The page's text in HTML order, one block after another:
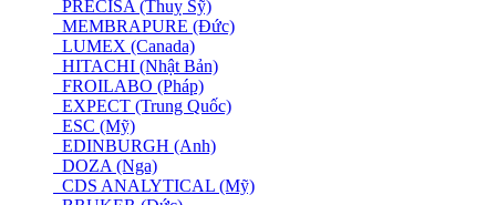
PRECISA (Thuỵ Sỹ)
MEMBRAPURE (Đức)
LUMEX (Canada)
HITACHI (Nhật Bản)
FROILABO (Pháp)
EXPECT (Trung Quốc)
ESC (Mỹ)
EDINBURGH (Anh)
DOZA (Nga)
CDS ANALYTICAL (Mỹ)